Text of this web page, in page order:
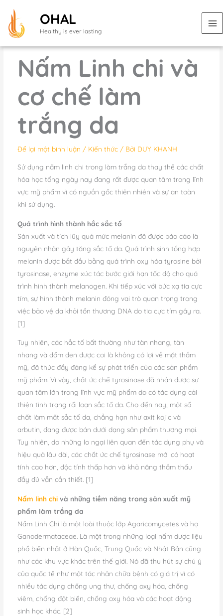
nội
OHAL
Healthy is ever lasting
Nấm Linh chi và
cơ chế làm
trắng da
Để lại một bình luận / Kiến thức/ Bởi DUY KHANH
Sử dụng nấm linh chi trong làm trắng da thay thế các chất
hóa học tổng ngày nay đang rất được quan tâm trong lĩnh
vực mỹ phẩm vì có nguồn gốc thiên nhiên và sự an toàn
khi sử dụng.
Quá trình hình thành hắc sắc tố
Sản xuất và tích lũy quá mức melanin đã được báo cáo là
nguyên nhân gây tăng sắc tố da. Quá trình sinh tổng hợp
melanin được bắt đầu bằng quá trình oxy hóa tyrosine bởi
tyrosinase, enzyme xúc tác bước giới hạn tốc độ cho quá
trình hình thành melanogen. Khi tiếp xúc với bức xạ tia cực
tím, sự hình thành melanin đóng vai trò quan trọng trong
việc bảo vệ da khỏi tổn thương DNA do tia cực tím gây ra.
[1]
Tuy nhiên, các hắc tố bất thường như tàn nhang, tàn
nhang và đốm đen được coi là không có lợi về mặt thẩm
mỹ, đã thúc đẩy đáng kể sự phát triển của các sản phẩm
mỹ phẩm. Vì vậy, chất ức chế tyrosinase đã nhận được sự
quan tâm lớn trong lĩnh vực mỹ phẩm do có tác dụng cải
thiện tình trạng rối loạn sắc tố da. Cho đến nay, một số
chất làm mất sắc tố da, chẳng hạn như axit kojic và
arbutin, đang được bán dưới dạng sản phẩm thương mại.
Tuy nhiên, do những lo ngại liên quan đến tác dụng phụ và
hiệu quả lâu dài, các chất ức chế tyrosinase mới có hoạt
tính cao hơn, độc tính thấp hơn và khả năng thẩm thấu
đầy đủ vẫn cần thiết. [1]
Nấm linh chivà những tiềm năng trong sản xuất mỹ
phẩm làm trắng da
Nấm Linh Chi là một loài thuộc lớp Agaricomycetes và họ
Ganodermataceae. Là một trong những loại nấm dược liệu
phổ biến nhất ở Hàn Quốc, Trung Quốc và Nhật Bản cũng
như các khu vực khác trên thế giới. Nó đã thu hút sự chú ý
của quốc tế như một tác nhân chữa bệnh có giá trị vì có
nhiều tác dụng chống ung thư, chống oxy hóa, chống
viêm, chống đột biến, chống oxy hóa và các hoạt động
sinh học khác. [2]